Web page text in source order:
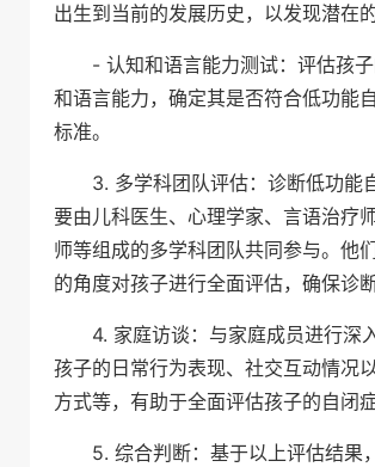
出生到当前的发展历史，以发现潜在
- 认知和语言能力测试：评估孩
和语言能力，确定其是否符合低功能
标准。
3. 多学科团队评估：诊断低功能
要由儿科医生、心理学家、言语治疗
师等组成的多学科团队共同参与。他
的角度对孩子进行全面评估，确保诊
4. 家庭访谈：与家庭成员进行深
孩子的日常行为表现、社交互动情况
方式等，有助于全面评估孩子的自闭症
5. 综合判断：基于以上评估结果